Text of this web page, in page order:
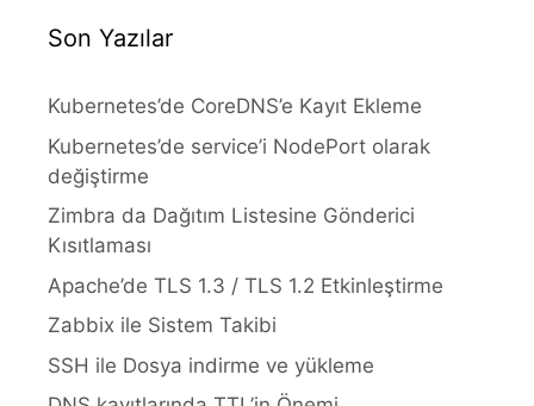
Son Yazılar
Kubernetes’de CoreDNS’e Kayıt Ekleme
Kubernetes’de service’i NodePort olarak
değiştirme
Zimbra da Dağıtım Listesine Gönderici
Kısıtlaması
Apache’de TLS 1.3 / TLS 1.2 Etkinleştirme
Zabbix ile Sistem Takibi
SSH ile Dosya indirme ve yükleme